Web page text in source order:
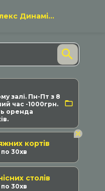
Спортивний комплекс Динаміка
залі. Пн-Пт з 8
час -1000грн.
оренда
кортів
30хв
столів
30хв